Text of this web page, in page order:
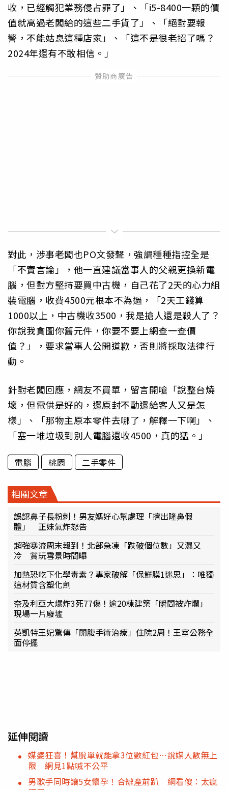
收，已經觸犯業務侵占罪了」、「i5-8400一顆的價
值就高過老闆給的這些二手貨了」、「絕對要報
警，不能姑息這種店家」、「這不是很老招了嗎？
2024年還有不敢相信。」
對此，涉事老闆也PO文發聲，強調種種指控全是
「不實言論」，他一直建議當事人的父親更換新電
腦，但對方堅持要買中古機，自己花了2天的心力組
裝電腦，收費4500元根本不為過，「2天工錢算
1000以上，中古機收3500，我是搶人還是殺人了？
你說我貪圖你舊元件，你要不要上網查一查價
值？」，要求當事人公開道歉，否則將採取法律行
動。
針對老闆回應，網友不買單，留言開嗆「說整台燒
壞，但電供是好的，還原封不動還給客人又是怎
樣」、「那物主原本零件去哪了，解釋一下啊」、
「塞一堆垃圾到別人電腦還收4500，真的猛。」
電腦 桃園 二手零件
相關文章
誤認鼻子長粉刺！男友媽好心幫處理「擠出隆鼻假
體」 正妹氣炸怒告
超強寒流周末報到！北部急凍「跌破個位數」又濕又
冷 賞玩雪景時間曝
加熱恐吃下化學毒素？專家破解「保鮮膜1迷思」：唯獨
這材質含塑化劑
奈及利亞大爆炸3死77傷！逾20棟建築「瞬間被炸爛」
現場一片廢墟
英凱特王妃驚傳「開腹手術治療」住院2周！王室公務全
面停擺
延伸閱讀
媒婆狂喜！幫脫單就能拿3位數紅包…說媒人數無上
限 網見1點喊不公平
男歌手同時讓5女懷孕！合辦產前趴 網看傻：太瘋